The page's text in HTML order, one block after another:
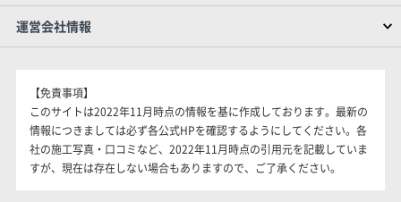
運営会社情報
【免責事項】
このサイトは2022年11月時点の情報を基に作成しております。最新の
情報につきましては必ず各公式HPを確認するようにしてください。各
社の施工写真・口コミなど、2022年11月時点の引用元を記載していま
すが、現在は存在しない場合もありますので、ご了承ください。